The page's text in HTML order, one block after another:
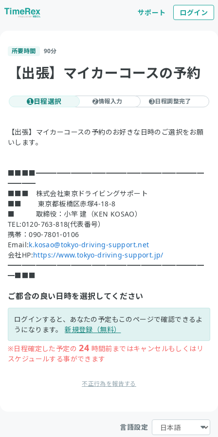
サポート ログイン
所要時間 90分
【出張】マイカーコースの予約
1 日程選択 2情報入力 3 日程調整完了
【出張】マイカーコースの予約のお好きな日時のご選択をお願
いします。
■■■■━━━━━━━━━━━━━━━━━━━━━━━━
━━━━
■■■ 株式会社東京ドライビングサポート
■■ 東京都板橋区赤塚4-18-8
■ 取締役：小竿 建（KEN KOSAO）
TEL:0120-763-818(代表番号）
携帯：090-7801-0106
Email:k.kosao@tokyo-driving-support.net
会社HP:https://www.tokyo-driving-support.jp/
━━━━━━━━━━━━━━━━━━━━━━━━━━━━
━■■■
ご都合の良い日時を選択してください
ログインすると、あなたの予定もこのページで確認できるよ
うになります。新規登録（無料）
※日程確定した予定の24 時間前まではキャンセルもしくはリ
スケジュールする事ができます
不正行為を報告する
言語設定